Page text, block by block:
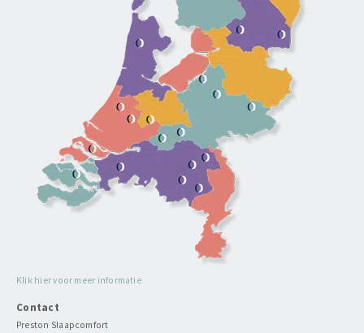
Klik hier voor meer informatie
Contact
Preston Slaapcomfort